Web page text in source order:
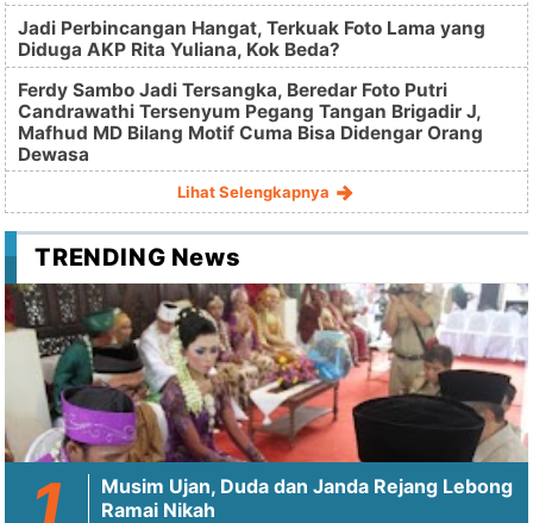
Jadi Perbincangan Hangat, Terkuak Foto Lama yang
Diduga AKP Rita Yuliana, Kok Beda?
Ferdy Sambo Jadi Tersangka, Beredar Foto Putri
Candrawathi Tersenyum Pegang Tangan Brigadir J,
Mafhud MD Bilang Motif Cuma Bisa Didengar Orang
Dewasa
Lihat Selengkapnya
TRENDING News
Musim Ujan, Duda dan Janda Rejang Lebong
Ramai Nikah